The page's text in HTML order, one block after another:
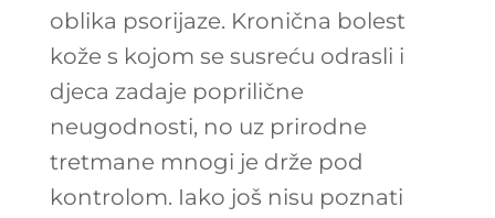
oblika psorijaze. Kronična bolest
kože s kojom se susreću odrasli i
djeca zadaje poprilične
neugodnosti, no uz prirodne
tretmane mnogi je drže pod
kontrolom. Iako još nisu poznati